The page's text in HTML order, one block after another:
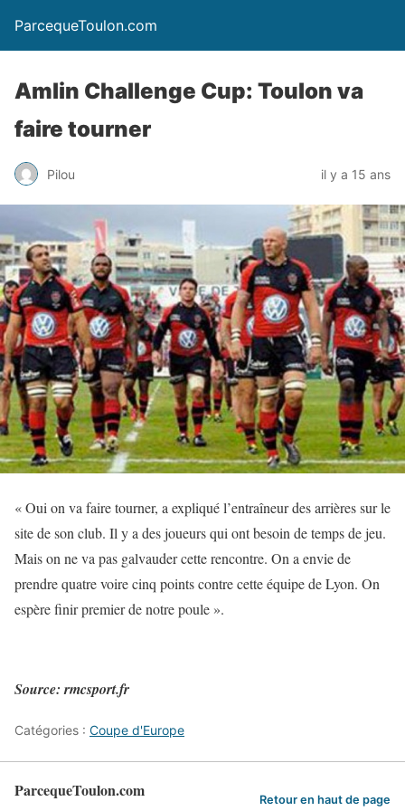
ParcequeToulon.com
Amlin Challenge Cup: Toulon va
faire tourner
Pilou il y a 15 ans
« Oui on va faire tourner, a expliqué l’entraîneur des arrières sur le
site de son club. Il y a des joueurs qui ont besoin de temps de jeu.
Mais on ne va pas galvauder cette rencontre. On a envie de
prendre quatre voire cinq points contre cette équipe de Lyon. On
espère finir premier de notre poule ».
Source: rmcsport.fr
Catégories : Coupe d'Europe
ParcequeToulon.com Retour en haut de page